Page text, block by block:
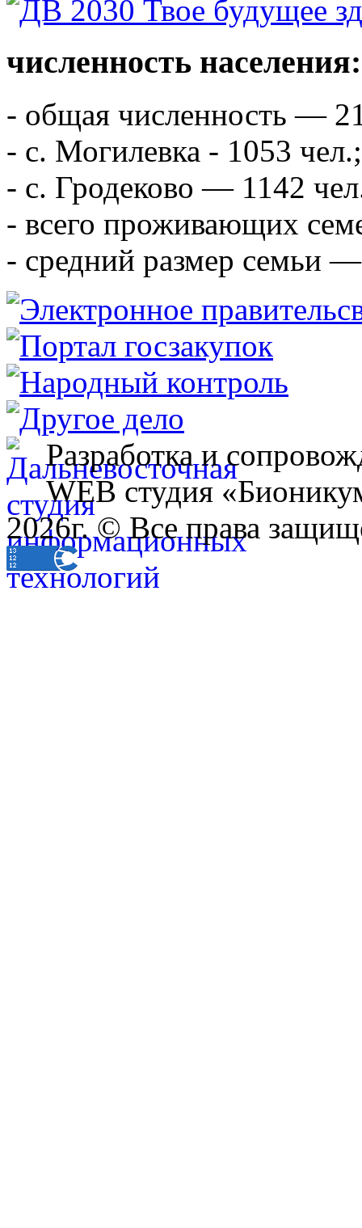
численность населения:
- общая численность —
- с. Могилевка - 1053 чел.;
- с. Гродеково — 1142
- всего проживающих
- средний размер семьи
Разработка и
WEB студия
2026г. © Все права